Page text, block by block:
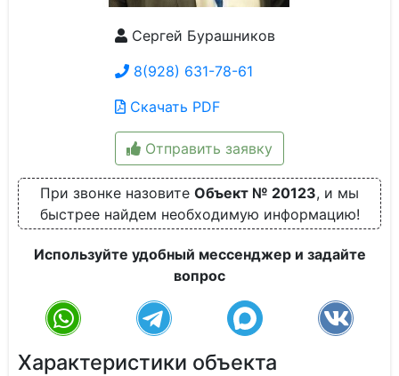
Сергей Бурашников
8(928) 631-78-61
Скачать PDF
Отправить заявку
При звонке назовите Объект № 20123, и мы
быстрее найдем необходимую информацию!
Используйте удобный мессенджер и задайте
вопрос
Характеристики объекта